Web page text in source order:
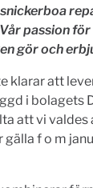
passion
gör och
klarar att
i bolagets
att vi valdes
f o m